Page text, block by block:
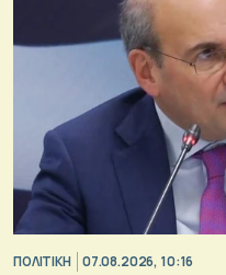
ΠΟΛΙΤΙΚΗ 07.08.2026, 10:16